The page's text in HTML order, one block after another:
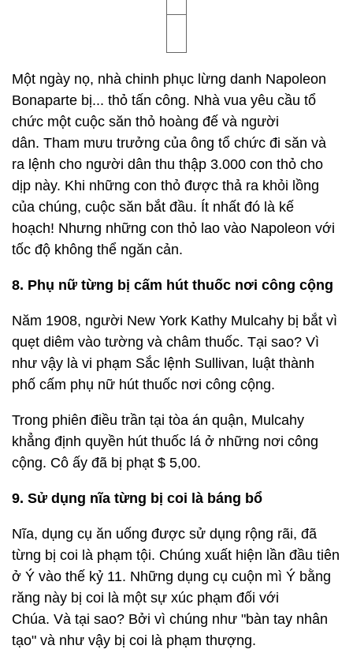
6. Ô tô đầu tiên không phải được phát minh tại
kỷ 19, khi các kỹ sư châu Âu, Karl Benz người Đức
và người Pháp Emile Levassor, phát triển chiếc xe
tự hành đầu tiên của họ. Benz được cấp bằng sáng
chế cho chiếc ô tô đầu tiên vào năm 1886.
7. Napoleon từng bị một bầy thỏ tấn công
Một ngày nọ, nhà chinh phục lừng danh Napoleon
Bonaparte bị... thỏ tấn công. Nhà vua yêu cầu tổ
chức một cuộc săn thỏ hoàng đế và người
dân. Tham mưu trưởng của ông tổ chức đi săn và
ra lệnh cho người dân thu thập 3.000 con thỏ cho
dịp này. Khi những con thỏ được thả ra khỏi lồng